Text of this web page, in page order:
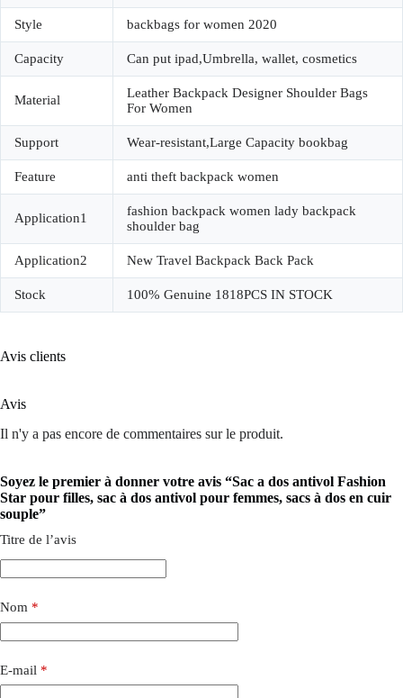
Style backbags for women 2020
Capacity Can put ipad,Umbrella, wallet, cosmetics
Material
Leather Backpack Designer Shoulder Bags
For Women
Support Wear-resistant,Large Capacity bookbag
Feature anti theft backpack women
Application1
fashion backpack women lady backpack
shoulder bag
Application2 New Travel Backpack Back Pack
Stock 100% Genuine 1818PCS IN STOCK
Avis clients
Avis
Il n'y a pas encore de commentaires sur le produit.
Soyez le premier à donner votre avis “Sac a dos antivol Fashion
Star pour filles, sac à dos antivol pour femmes, sacs à dos en cuir
souple”
Titre de l’avis
Nom *
E-mail *